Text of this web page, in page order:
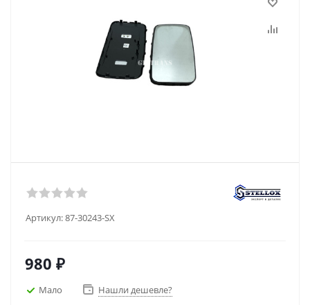
Артикул:87-30243-SX
980 ₽
Мало Нашли дешевле?